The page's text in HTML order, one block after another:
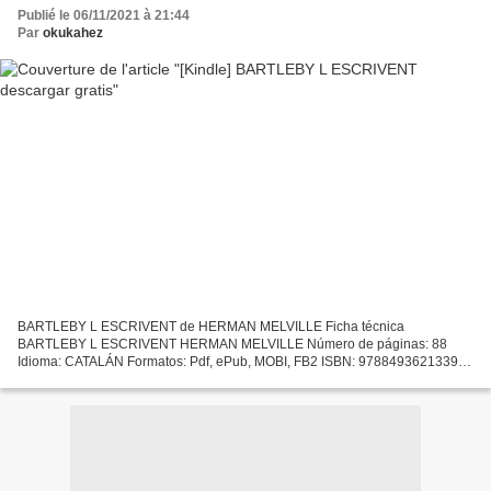
Publié le 06/11/2021 à 21:44
Par okukahez
BARTLEBY L ESCRIVENT de HERMAN MELVILLE Ficha técnica
BARTLEBY L ESCRIVENT HERMAN MELVILLE Número de páginas: 88
Idioma: CATALÁN Formatos: Pdf, ePub, MOBI, FB2 ISBN: 9788493621339
Descargas...